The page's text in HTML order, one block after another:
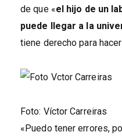
de que «el hijo de un
puede llegar a la
tiene derecho para
Foto: Víctor Carreiras
«Puedo tener errores,